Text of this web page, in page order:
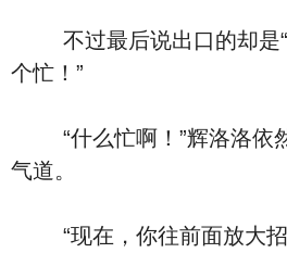
不过最后说出口的却是“
个忙！”
“什么忙啊！”辉洛洛依
气道。
“现在，你往前面放大招